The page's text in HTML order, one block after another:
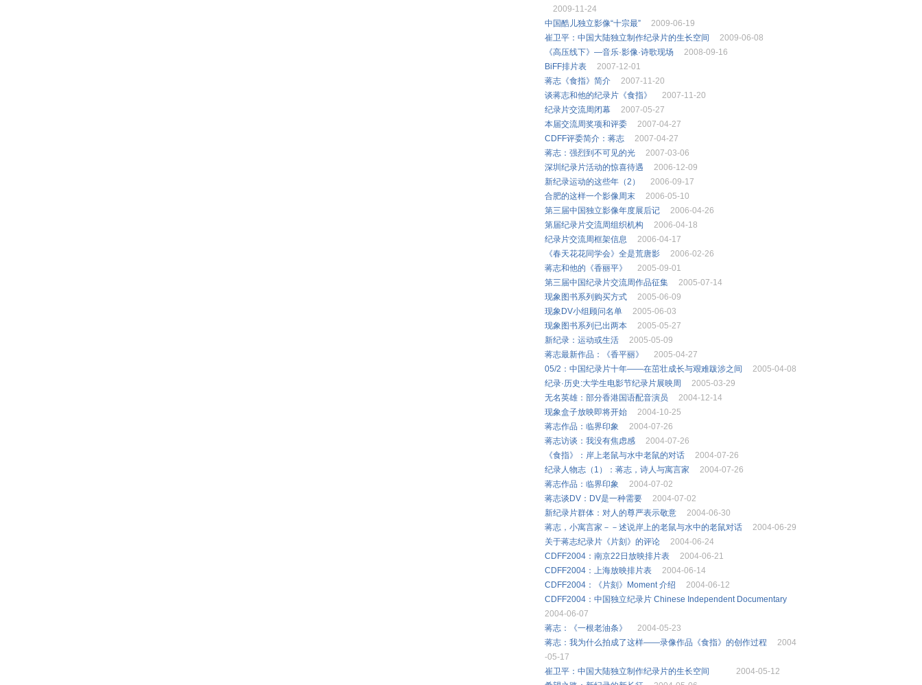
2009-11-24
中国酷儿独立影像“十宗最”
2009-06-19
崔卫平：中国大陆独立制作纪录片的生长空间
2009-06-08
《高压线下》—音乐·影像·诗歌现场
2008-09-16
BiFF排片表
2007-12-01
蒋志《食指》简介
2007-11-20
谈蒋志和他的纪录片《食指》
2007-11-20
纪录片交流周闭幕
2007-05-27
本届交流周奖项和评委
2007-04-27
CDFF评委简介：蒋志
2007-04-27
蒋志：强烈到不可见的光
2007-03-06
深圳纪录片活动的惊喜待遇
2006-12-09
新纪录运动的这些年（2）
2006-09-17
合肥的这样一个影像周末
2006-05-10
第三届中国独立影像年度展后记
2006-04-26
第届纪录片交流周组织机构
2006-04-18
纪录片交流周框架信息
2006-04-17
《春天花花同学会》全是荒唐影
2006-02-26
蒋志和他的《香丽平》
2005-09-01
第三届中国纪录片交流周作品征集
2005-07-14
现象图书系列购买方式
2005-06-09
现象DV小组顾问名单
2005-06-03
现象图书系列已出两本
2005-05-27
新纪录：运动或生活
2005-05-09
蒋志最新作品：《香平丽》
2005-04-27
05/2：中国纪录片十年——在茁壮成长与艰难跋涉之间
2005-04-08
纪录·历史:大学生电影节纪录片展映周
2005-03-29
无名英雄：部分香港国语配音演员
2004-12-14
现象盒子放映即将开始
2004-10-25
蒋志作品：临界印象
2004-07-26
蒋志访谈：我没有焦虑感
2004-07-26
《食指》：岸上老鼠与水中老鼠的对话
2004-07-26
纪录人物志（1）：蒋志，诗人与寓言家
2004-07-26
蒋志作品：临界印象
2004-07-02
蒋志谈DV：DV是一种需要
2004-07-02
新纪录片群体：对人的尊严表示敬意
2004-06-30
蒋志，小寓言家－－述说岸上的老鼠与水中的老鼠对话
2004-06-29
关于蒋志纪录片《片刻》的评论
2004-06-24
CDFF2004：南京22日放映排片表
2004-06-21
CDFF2004：上海放映排片表
2004-06-14
CDFF2004：《片刻》Moment 介绍
2004-06-12
CDFF2004：中国独立纪录片 Chinese Independent Documentary
2004-06-07
蒋志：《一根老油条》
2004-05-23
蒋志：我为什么拍成了这样——录像作品《食指》的创作过程
2004
-05-17
崔卫平：中国大陆独立制作纪录片的生长空间
2004-05-12